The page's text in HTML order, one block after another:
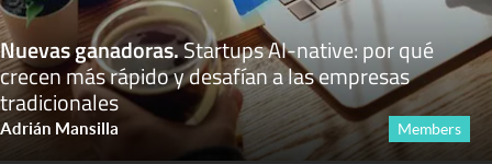
Nuevas ganadoras.Startups AI-native: por qué
crecen más rápido y desafían a las empresas
tradicionales
Adrián Mansilla Members